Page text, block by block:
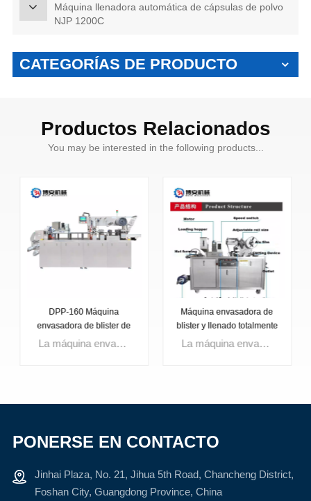
Máquina llenadora automática de cápsulas de polvo
NJP 1200C
CATEGORÍAS DE PRODUCTO
Productos Relacionados
You may be interested in the following products...
DPP-160 Máquina
envasadora de blister de
plástico y aluminio para
La máquina envasadora en blister de aluminio y plástico es una máquina especialmente diseñada y producida para pequeñas fábricas farmacéuticas, fábricas de productos sanitarios, fábricas de alimentos, salas de preparación de hospitales, etc. Las máquinas envasadoras en blister de aluminio y plástico se utilizan principalmente para envasar medicamentos y alimentos sólidos, como cápsulas. , tabletas, cápsulas, supositorios, tabletas de leche, caramelos, ferretería pequeña.
MÁS
Máquina envasadora de
blister y llenado totalmente
automática Dpp-80 La máquina envasadora de blister y llenado totalmente automática Dpp-80 está especialmente diseñada y producida para pequeñas fábricas farmacéuticas, fábricas de productos sanitarios, fábricas de alimentos, salas de preparación de hospitales, etc. Las máquinas envasadoras de blister de aluminio y plástico se utilizan principalmente para envasar medicamentos y alimentos sólidos como Cápsulas, tabletas, pastillas grandes de miel, dulces, líquidos, pastas, etc.
MÁS
PONERSE EN CONTACTO
Jinhai Plaza, No. 21, Jihua 5th Road, Chancheng District,
Foshan City, Guangdong Province, China